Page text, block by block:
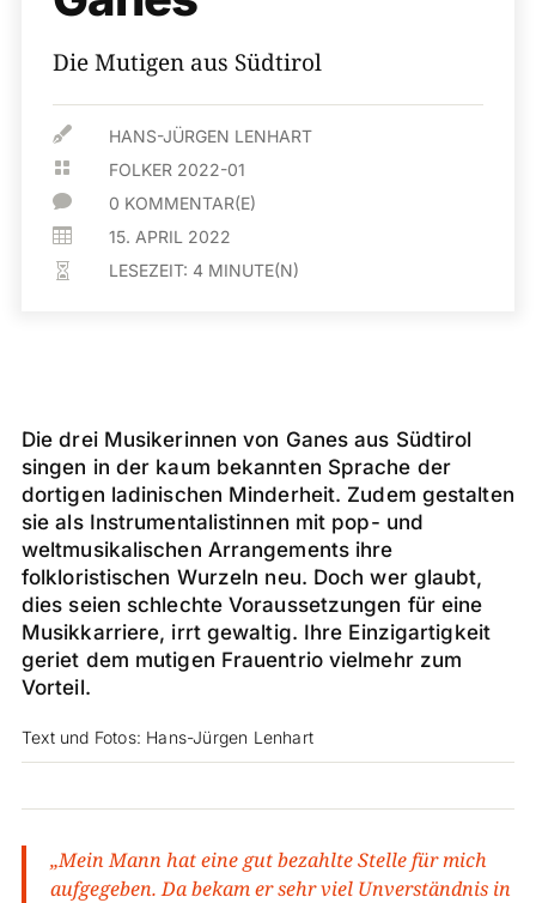
Die Mutigen aus Südtirol
 HANS-JÜRGEN LENHART
 FOLKER 2022-01
 0 KOMMENTAR(E)
 15. APRIL 2022
 LESEZEIT: 4 MINUTE(N)
Die drei Musikerinnen von Ganes aus Südtirol
singen in der kaum bekannten Sprache der
dortigen ladinischen Minderheit. Zudem gestalten
sie als Instrumentalistinnen mit pop- und
weltmusikalischen Arrangements ihre
folkloristischen Wurzeln neu. Doch wer glaubt,
dies seien schlechte Voraussetzungen für eine
Musikkarriere, irrt gewaltig. Ihre Einzigartigkeit
geriet dem mutigen Frauentrio vielmehr zum
Vorteil.
Text und Fotos: Hans-Jürgen Lenhart
„Mein Mann hat eine gut bezahlte Stelle für mich
aufgegeben. Da bekam er sehr viel Unverständnis in